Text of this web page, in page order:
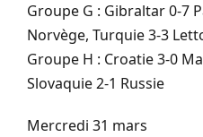
Groupe G : Gibraltar 0-7
Norvège, Turquie 3-3
Groupe H : Croatie 3-0
Slovaquie 2-1 Russie
Mercredi 31 mars